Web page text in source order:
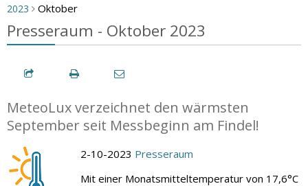
2023 > Oktober
Presseraum - Oktober 2023
MeteoLux verzeichnet den wärmsten
September seit Messbeginn am Findel!
2-10-2023 Presseraum
Mit einer Monatsmitteltemperatur von 17,6°C